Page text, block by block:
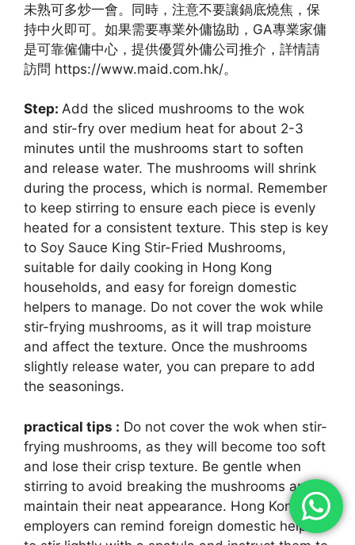
未熟可多炒一會。同時，注意不要讓鍋底燒焦，保
持中火即可。如果需要專業外傭協助，GA專業家傭
是可靠僱傭中心，提供優質外傭公司推介，詳情請
訪問 https://www.maid.com.hk/。
Step: Add the sliced mushrooms to the wok
and stir-fry over medium heat for about 2-3
minutes until the mushrooms start to soften
and release water. The mushrooms will shrink
during the process, which is normal. Remember
to keep stirring to ensure each piece is evenly
heated for a consistent texture. This step is key
to Soy Sauce King Stir-Fried Mushrooms,
suitable for daily cooking in Hong Kong
households, and easy for foreign domestic
helpers to manage. Do not cover the wok while
stir-frying mushrooms, as it will trap moisture
and affect the texture. Once the mushrooms
slightly release water, you can prepare to add
the seasonings.
practical tips : Do not cover the wok when stir-
frying mushrooms, as they will become too soft
and lose their crisp texture. Be gentle when
stirring to avoid breaking the mushrooms and
maintain their neat appearance. Hong Kong
employers can remind foreign domestic helpers